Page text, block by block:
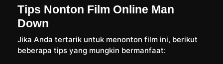
Tips Nonton Film Online Man
Down
Jika Anda tertarik untuk menonton film ini, berikut
beberapa tips yang mungkin bermanfaat: